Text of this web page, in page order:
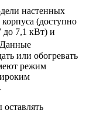
настенных
(доступно
до 7,1 кВт) и
или обогревать
режим
оставлять